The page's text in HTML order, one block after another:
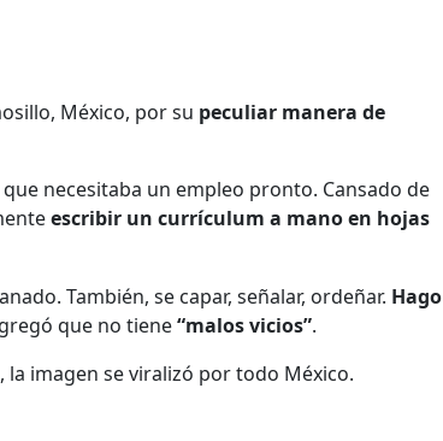
México, por su peculiar manera de
necesitaba un empleo pronto. Cansado de
escribir un currículum a mano en hojas
También, se capar, señalar, ordeñar. Hago
que no tiene“malos vicios”.
la imagen se viralizó por todo México.